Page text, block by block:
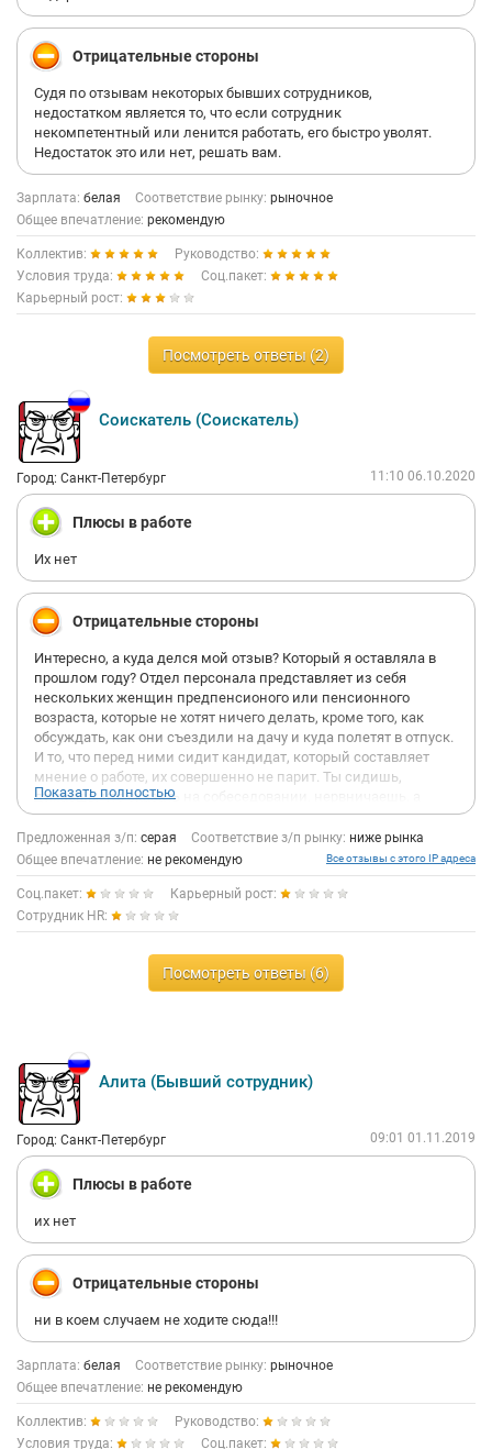
Отрицательные стороны
Судя по отзывам некоторых бывших сотрудников,
недостатком является то, что если сотрудник
некомпетентный или ленится работать, его быстро уволят.
Недостаток это или нет, решать вам.
Зарплата: белая Соответствие рынку: рыночное
Общее впечатление: рекомендую
Коллектив:
Руководство:
Условия труда:
Соц.пакет:
Карьерный рост:
Посмотреть ответы (2)
Соискатель (Соискатель)
Город: Санкт-Петербург 11:10 06.10.2020
Плюсы в работе
Их нет
Отрицательные стороны
Интересно, а куда делся мой отзыв? Который я оставляла в
прошлом году? Отдел персонала представляет из себя
нескольких женщин предпенсионого или пенсионного
возраста, которые не хотят ничего делать, кроме того, как
обсуждать, как они съездили на дачу и куда полетят в отпуск.
И то, что перед ними сидит кандидат, который составляет
мнение о работе, их совершенно не парит. Ты сидишь,
думаешь, что сказать на собеседовании, нервничаешь, а
потом они вызывают тебя к себе и оказывается, что ... они
даже не знают, кто пришел к ним на это собеседование. Она
распечатала 3 резюме, и среди них моего не было! А потом
эта мерзкая женщина еще и скривилась, а чего ты вообще
пришла? И зачем ты сменила работу? Она так и спросила - и
че ушла с предыдущего места? Разговаривать не хотела,
деловито пила чай и всячески давала понять, что ей это все
не интересно. Как можно так унижать людей? Ладно бы я
была без высшего образования, или плохо одета, или еще
что-то такое было, что сразу могло оттолкнуть, но все было в
тетки! Отвратительное впечатление осталось! И контора
темная, мало света, все производит тоскливое впечатление.
Хорошо хоть пинком под зад не выгнали. Вот попрощались
они очень вежливо. Это надо было - потратить час моей
жизни на то, чтобы заполнить их длинную анкету, где нужно
указать абсолютно все свои мысли, желания, еще и на дорогу
сколько времени ушло... Зачем так делать???? План
выполнить??? Так берите сразу тех, кого хотите.
Показать полностью
Предложенная з/п: серая Соответствие з/п рынку: ниже рынка
Общее впечатление: не рекомендую Все отзывы с этого IP адреса
Соц.пакет:
Карьерный рост:
Сотрудник HR:
Посмотреть ответы (6)
Алита (Бывший сотрудник)
Город: Санкт-Петербург 09:01 01.11.2019
Плюсы в работе
их нет
Отрицательные стороны
ни в коем случаем не ходите сюда!!!
Зарплата: белая Соответствие рынку: рыночное
Общее впечатление: не рекомендую
Коллектив:
Руководство:
Условия труда:
Соц.пакет: